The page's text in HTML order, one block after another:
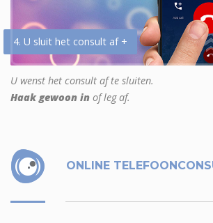
4. U sluit het consult af +
U wenst het consult af te sluiten.
Haak gewoon in of leg af.
ONLINE